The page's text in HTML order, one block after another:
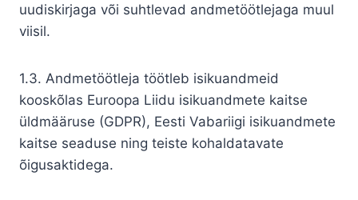
uudiskirjaga või suhtlevad andmetöötlejaga muul
viisil.
1.3. Andmetöötleja töötleb isikuandmeid
kooskõlas Euroopa Liidu isikuandmete kaitse
üldmääruse (GDPR), Eesti Vabariigi isikuandmete
kaitse seaduse ning teiste kohaldatavate
õigusaktidega.